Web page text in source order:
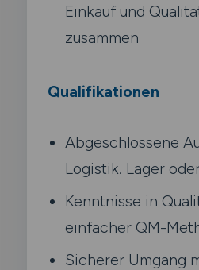
Einkauf und
zusammen
Qualifikationen
Abgeschlossene
Logistik. Lager
Kenntnisse in
einfacher QM-
Sicherer Umgang